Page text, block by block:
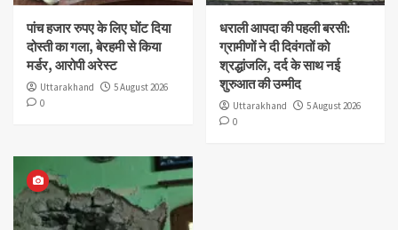
पांच हजार रुपए के लिए घोंट दिया
दोस्ती का गला, बेरहमी से किया
मर्डर, आरोपी अरेस्ट
Uttarakhand
5 August 2026
0
धराली आपदा की पहली बरसी:
ग्रामीणों ने दी दिवंगतों को
श्रद्धांजलि, दर्द के साथ नई
शुरुआत की उम्मीद
Uttarakhand
5 August 2026
0